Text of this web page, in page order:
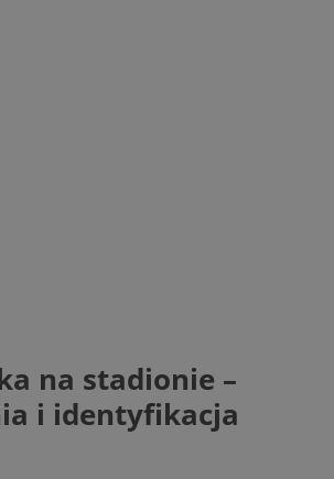
na stadionie –
i identyfikacja